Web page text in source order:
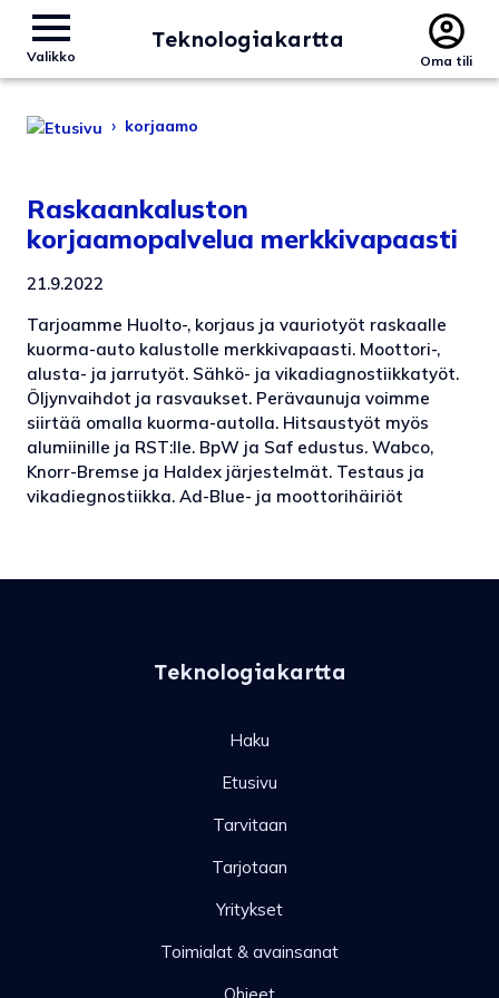
Valikko
Teknologiakartta
Oma tili
› korjaamo
Raskaankaluston
korjaamopalvelua merkkivapaasti
21.9.2022
Tarjoamme Huolto-, korjaus ja vauriotyöt raskaalle
kuorma-auto kalustolle merkkivapaasti. Moottori-,
alusta- ja jarrutyöt. Sähkö- ja vikadiagnostiikkatyöt.
Öljynvaihdot ja rasvaukset. Perävaunuja voimme
siirtää omalla kuorma-autolla. Hitsaustyöt myös
alumiinille ja RST:lle. BpW ja Saf edustus. Wabco,
Knorr-Bremse ja Haldex järjestelmät. Testaus ja
vikadiegnostiikka. Ad-Blue- ja moottorihäiriöt
Teknologiakartta
Haku
Etusivu
Tarvitaan
Tarjotaan
Yritykset
Toimialat & avainsanat
Ohjeet